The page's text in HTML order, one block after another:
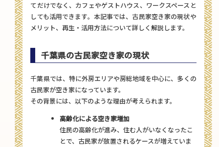
てだけでなく、カフェやゲストハウス、ワークスペースと
しても活用できます。本記事では、古民家空き家の現状や
メリット、再生・活用方法について詳しく解説します。
千葉県の古民家空き家の現状
千葉県では、特に外房エリアや房総地域を中心に、多くの
古民家が空き家になっています。
その背景には、以下のような理由が考えられます。
高齢化による空き家増加
住民の高齢化が進み、住む人がいなくなったこ
とで、古民家が放置されるケースが増えていま